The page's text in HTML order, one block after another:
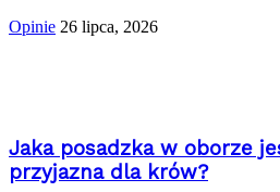
Opinie 26 lipca, 2026
Jaka posadzka w oborze
przyjazna dla krów?